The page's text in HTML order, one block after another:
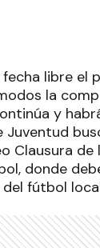
libre el
la
y
Juventud
Clausura de
donde
fútbol